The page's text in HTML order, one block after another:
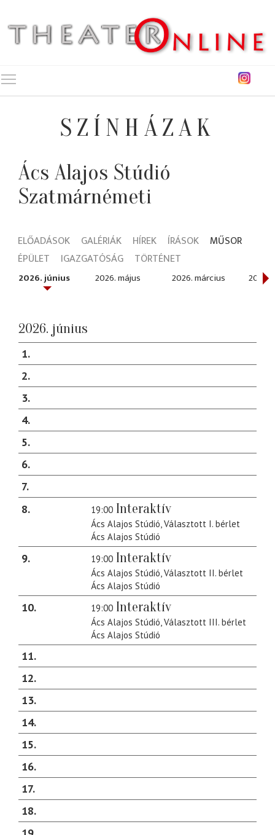
SZÍNHÁZAK
Ács Alajos Stúdió
Szatmárnémeti
ELŐADÁSOK GALÉRIÁK HÍREK ÍRÁSOK
MŰSOR
ÉPÜLET
IGAZGATÓSÁG TÖRTÉNET
2026. június 2026. május 2026. március 2026.
2026. június
1
2
3
4
5
6
7
8
19:00 Interaktív
Ács Alajos Stúdió, Választott I. bérlet
Ács Alajos Stúdió
9 19:00 Interaktív
Ács Alajos Stúdió, Választott II. bérlet
Ács Alajos Stúdió
10 19:00 Interaktív
Ács Alajos Stúdió, Választott III. bérlet
Ács Alajos Stúdió
11
12
13
14
15
16
17
18